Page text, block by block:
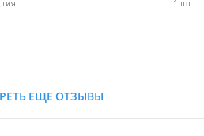
1 шт
ЕЩЕ ОТЗЫВЫ